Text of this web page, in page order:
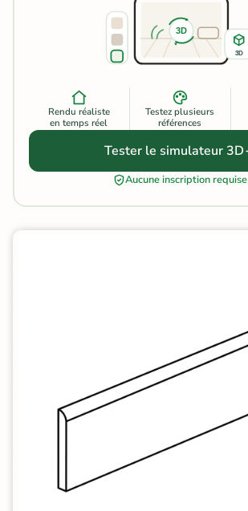
3D
3D
Rendu réaliste
en temps réel
Testez plusieurs
références
Tester le simulateur 3D
Aucune inscription requise